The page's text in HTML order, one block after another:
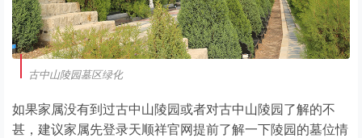
古中山陵园墓区绿化
如果家属没有到过古中山陵园或者对古中山陵园了解的不
甚，建议家属先登录天顺祥官网提前了解一下陵园的墓位情